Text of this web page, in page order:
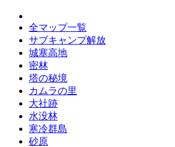
全マップ一覧
サブキャンプ解放
城塞高地
密林
塔の秘境
カムラの里
大社跡
水没林
寒冷群島
砂原